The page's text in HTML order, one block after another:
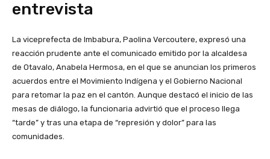
entrevista
La viceprefecta de Imbabura, Paolina Vercoutere, expresó una
reacción prudente ante el comunicado emitido por la alcaldesa
de Otavalo, Anabela Hermosa, en el que se anuncian los primeros
acuerdos entre el Movimiento Indígena y el Gobierno Nacional
para retomar la paz en el cantón. Aunque destacó el inicio de las
mesas de diálogo, la funcionaria advirtió que el proceso llega
“tarde” y tras una etapa de “represión y dolor” para las
comunidades.